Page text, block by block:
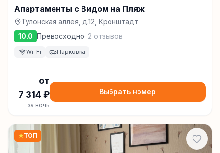
Апартаменты с Видом на Пляж
Тулонская аллея, д.12, Кронштадт
10.0 Превосходно· 2 отзывов
Wi-Fi Парковка
от
7 314 ₽
за ночь
Выбрать номер
★ТОП